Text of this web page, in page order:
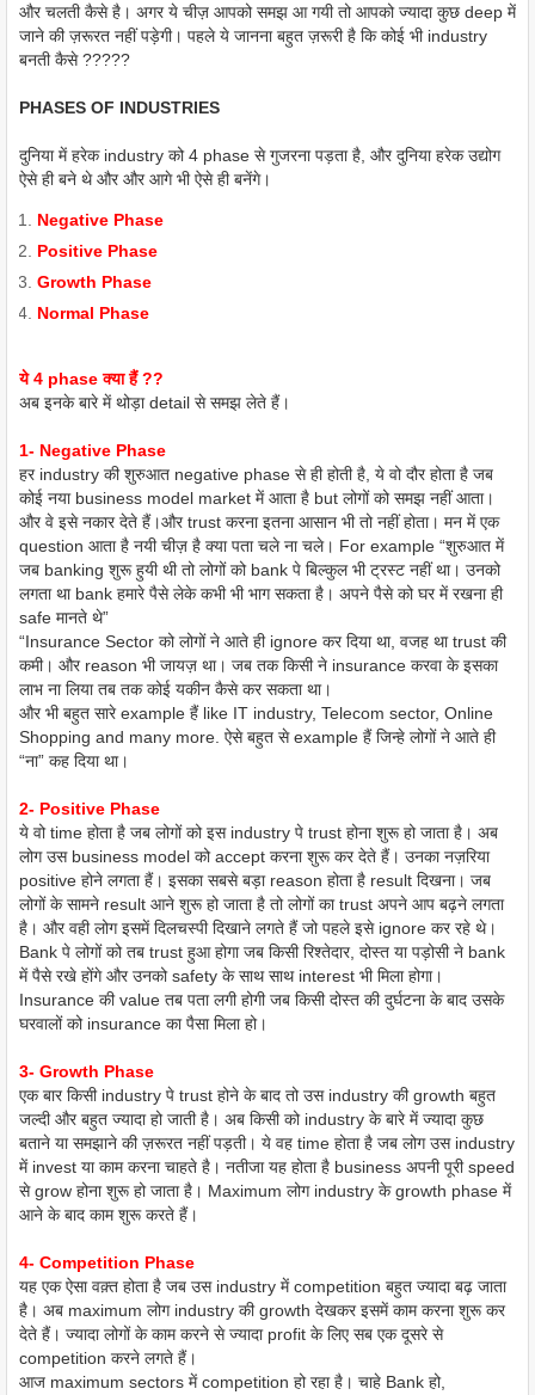
और चलती कैसे है। अगर ये चीज़ आपको समझ आ गयी तो आपको ज्यादा कुछ deep में
जाने की ज़रूरत नहीं पड़ेगी। पहले ये जानना बहुत ज़रूरी है कि कोई भी industry
बनती कैसे ?????
PHASES OF INDUSTRIES
दुनिया में हरेक industry को 4 phase से गुजरना पड़ता है, और दुनिया हरेक उद्योग
ऐसे ही बने थे और और आगे भी ऐसे ही बनेंगे।
Negative Phase
Positive Phase
Growth Phase
Normal Phase
ये 4 phase क्या हैं ??
अब इनके बारे में थोड़ा detail से समझ लेते हैं।
1- Negative Phase
हर industry की शुरुआत negative phase से ही होती है, ये वो दौर होता है जब
कोई नया business model market में आता है but लोगों को समझ नहीं आता।
और वे इसे नकार देते हैं।और trust करना इतना आसान भी तो नहीं होता। मन में एक
question आता है नयी चीज़ है क्या पता चले ना चले। For example “शुरुआत में
जब banking शुरू हुयी थी तो लोगों को bank पे बिल्कुल भी ट्रस्ट नहीं था। उनको
लगता था bank हमारे पैसे लेके कभी भी भाग सकता है। अपने पैसे को घर में रखना ही
safe मानते थे”
“Insurance Sector को लोगों ने आते ही ignore कर दिया था, वजह था trust की
कमी। और reason भी जायज़ था। जब तक किसी ने insurance करवा के इसका
लाभ ना लिया तब तक कोई यकीन कैसे कर सकता था।
और भी बहुत सारे example हैं like IT industry, Telecom sector, Online
Shopping and many more. ऐसे बहुत से example हैं जिन्हे लोगों ने आते ही
“ना” कह दिया था।
2- Positive Phase
ये वो time होता है जब लोगों को इस industry पे trust होना शुरू हो जाता है। अब
लोग उस business model को accept करना शुरू कर देते हैं। उनका नज़रिया
positive होने लगता हैं। इसका सबसे बड़ा reason होता है result दिखना। जब
लोगों के सामने result आने शुरू हो जाता है तो लोगों का trust अपने आप बढ़ने लगता
है। और वही लोग इसमें दिलचस्पी दिखाने लगते हैं जो पहले इसे ignore कर रहे थे।
Bank पे लोगों को तब trust हुआ होगा जब किसी रिश्तेदार, दोस्त या पड़ोसी ने bank
में पैसे रखे होंगे और उनको safety के साथ साथ interest भी मिला होगा।
Insurance की value तब पता लगी होगी जब किसी दोस्त की दुर्घटना के बाद उसके
घरवालों को insurance का पैसा मिला हो।
3- Growth Phase
एक बार किसी industry पे trust होने के बाद तो उस industry की growth बहुत
जल्दी और बहुत ज्यादा हो जाती है। अब किसी को industry के बारे में ज्यादा कुछ
बताने या समझाने की ज़रूरत नहीं पड़ती। ये वह time होता है जब लोग उस industry
में invest या काम करना चाहते है। नतीजा यह होता है business अपनी पूरी speed
से grow होना शुरू हो जाता है। Maximum लोग industry के growth phase में
आने के बाद काम शुरू करते हैं।
4- Competition Phase
यह एक ऐसा वक़्त होता है जब उस industry में competition बहुत ज्यादा बढ़ जाता
है। अब maximum लोग industry की growth देखकर इसमें काम करना शुरू कर
देते हैं। ज्यादा लोगों के काम करने से ज्यादा profit के लिए सब एक दूसरे से
competition करने लगते हैं।
आज maximum sectors में competition हो रहा है। चाहे Bank हो,